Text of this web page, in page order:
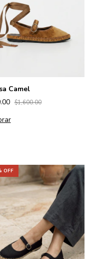
Camel
$1,600.00
OFF